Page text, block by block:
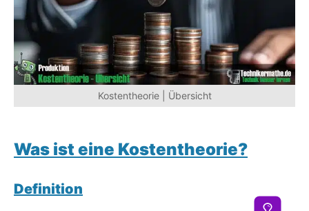
Kostentheorie | Übersicht
Was ist eine Kostentheorie?
Definition